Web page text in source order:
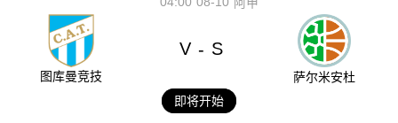
图库曼竞技
V - S
萨尔米安杜
即将开始